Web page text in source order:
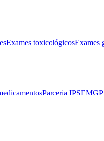
Exames toxicológicosExames
Parceria IPSEMG